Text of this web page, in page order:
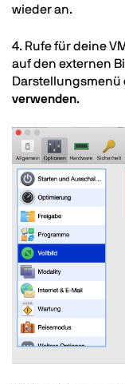
wieder an.
4. Rufe für deine
auf den externen
Darstellungsmenü
verwenden.
Image